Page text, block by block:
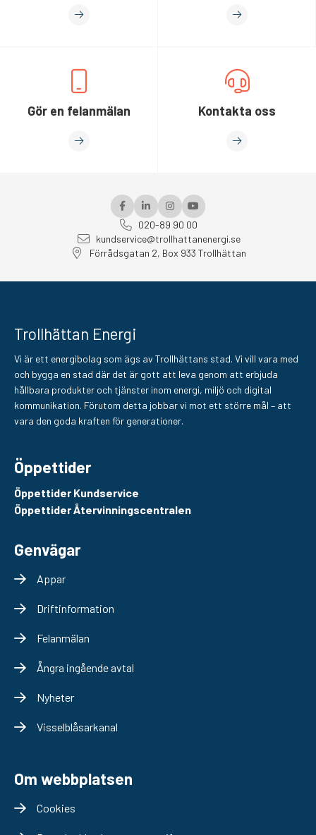
Gör en felanmälan Kontakta oss
020-89 90 00
kundservice@trollhattanenergi.se
Förrådsgatan 2, Box 933 Trollhättan
Trollhättan Energi
Vi är ett energibolag som ägs av Trollhättans stad. Vi vill vara med
och bygga en stad där det är gott att leva genom att erbjuda
hållbara produkter och tjänster inom energi, miljö och digital
kommunikation. Förutom detta jobbar vi mot ett större mål – att
vara den goda kraften för generationer.
Öppettider
Öppettider Kundservice
Öppettider Återvinningscentralen
Genvägar
Appar
Driftinformation
Felanmälan
Ångra ingående avtal
Nyheter
Visselblåsarkanal
Om webbplatsen
Cookies